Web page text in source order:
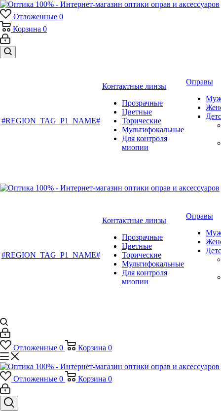
Отложенные 0
Корзина 0
#REGION_TAG_P1_NAME#
Контактные линзы
Прозрачные
Цветные
Торические
Мультифокальные
Для контроля
миопии
Оправы
#REGION_TAG_P1_NAME#
Контактные линзы
Прозрачные
Цветные
Торические
Мультифокальные
Для контроля
миопии
Оправы
Отложенные 0 Корзина 0
Отложенные 0 Корзина 0